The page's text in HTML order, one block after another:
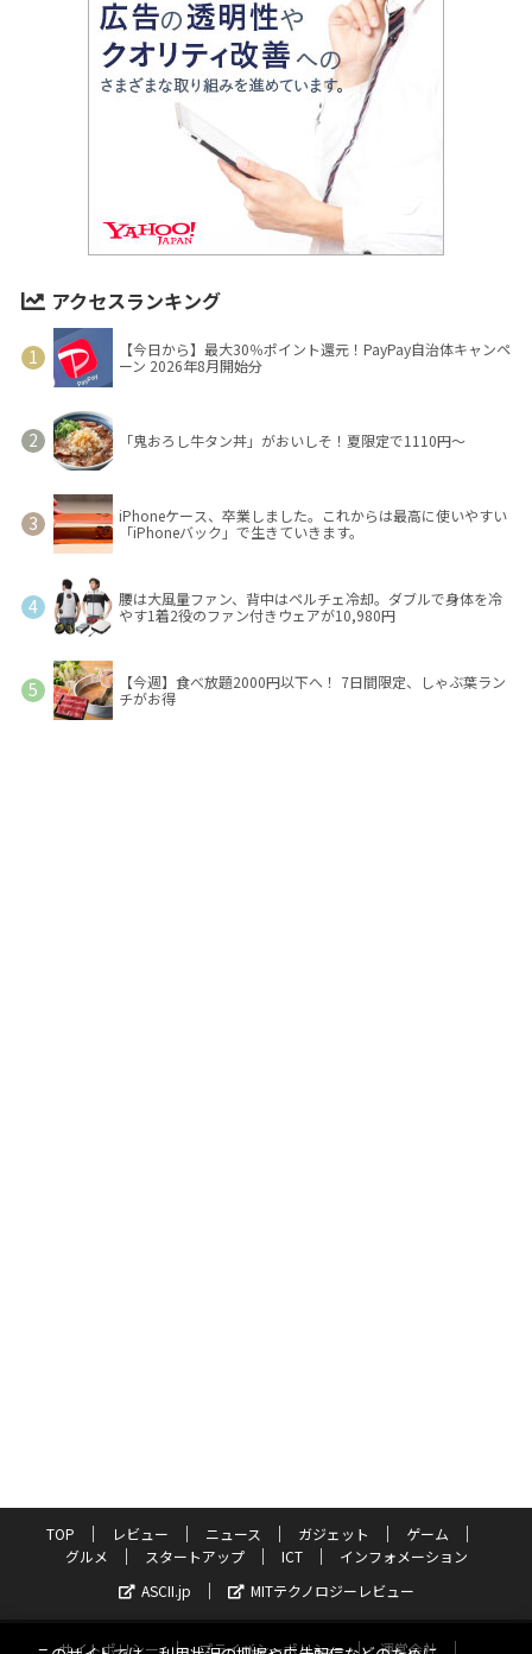
アクセスランキング
【今日から】最大30％ポイント還元！PayPay自治体キャンペ
ーン 2026年8月開始分
「鬼おろし牛タン丼」がおいしそ！夏限定で1110円～
iPhoneケース、卒業しました。これからは最高に使いやすい
「iPhoneバック」で生きていきます。
腰は大風量ファン、背中はペルチェ冷却。ダブルで身体を冷
やす1着2役のファン付きウェアが10,980円
【今週】食べ放題2000円以下へ！ 7日間限定、しゃぶ葉ラン
チがお得
TOP レビュー ニュース ガジェット
ゲーム
グルメ
スタートアップ ICT
インフォメーション
ASCII.jp
MITテクノロジーレビュー
サイトポリシー プライバシーポリシー 運営会社